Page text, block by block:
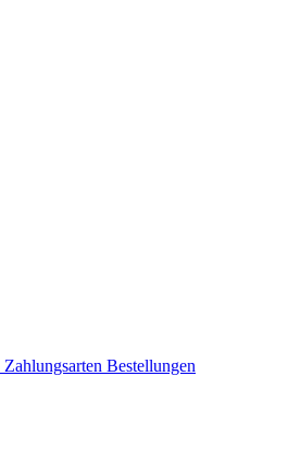
Zahlungsarten Bestellungen